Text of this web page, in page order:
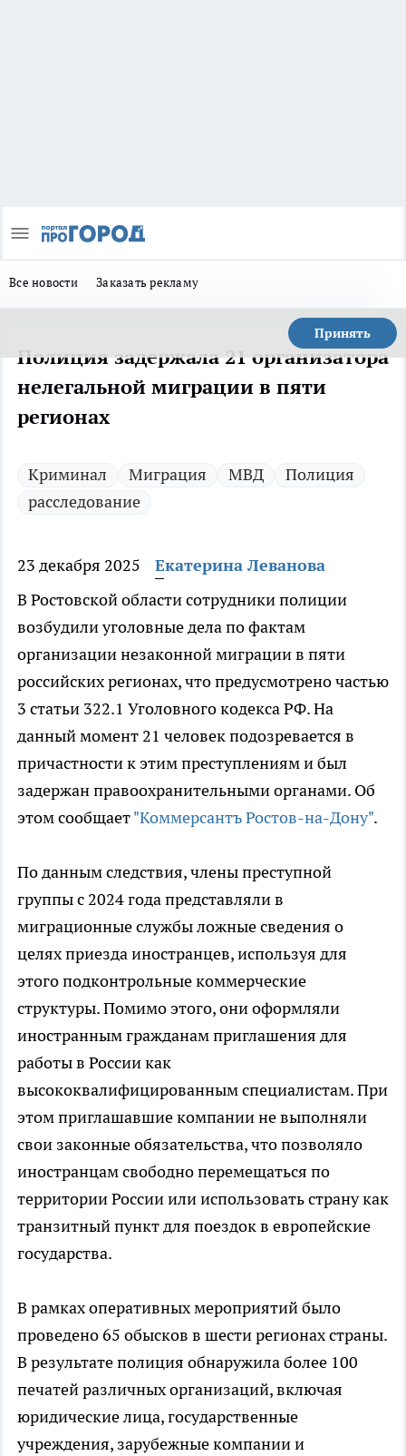
Все новости Заказать рекламу
Принять
Полиция задержала 21 организатора
нелегальной миграции в пяти
регионах
Криминал Миграция МВД
Полиция
расследование
23 декабря 2025
Екатерина Леванова
В Ростовской области сотрудники полиции
возбудили уголовные дела по фактам
организации незаконной миграции в пяти
российских регионах, что предусмотрено частью
3 статьи 322.1 Уголовного кодекса РФ. На
данный момент 21 человек подозревается в
причастности к этим преступлениям и был
задержан правоохранительными органами. Об
этом сообщает"Коммерсантъ Ростов-на-Дону".
По данным следствия, члены преступной
группы с 2024 года представляли в
миграционные службы ложные сведения о
целях приезда иностранцев, используя для
этого подконтрольные коммерческие
структуры. Помимо этого, они оформляли
иностранным гражданам приглашения для
работы в России как
высококвалифицированным специалистам. При
этом приглашавшие компании не выполняли
свои законные обязательства, что позволяло
иностранцам свободно перемещаться по
территории России или использовать страну как
транзитный пункт для поездок в европейские
государства.
В рамках оперативных мероприятий было
проведено 65 обысков в шести регионах страны.
В результате полиция обнаружила более 100
печатей различных организаций, включая
юридические лица, государственные
учреждения, зарубежные компании и